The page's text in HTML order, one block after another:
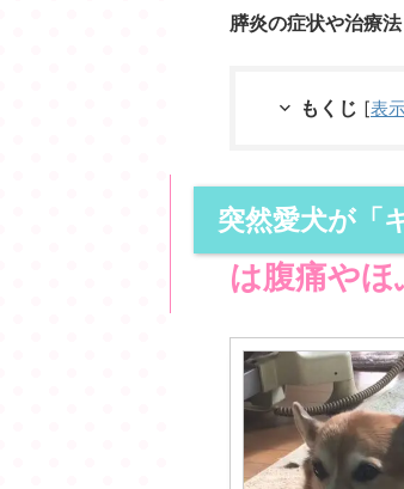
膵炎の症状や治療法
もくじ [表
突然愛犬が「
は腹痛や